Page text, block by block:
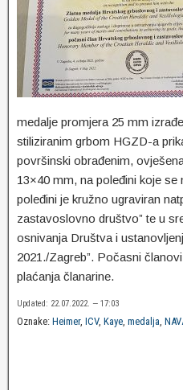
medalje promjera 25 mm
stiliziranim grbom HGZD-a
površinski obrađenim,
13×40 mm, na poleđini koje
poleđini je kružno ugraviran
zastavoslovno društvo” te u
osnivanja Društva i
2021./Zagreb”. Počasni
plaćanja članarine.
Updated: 22.07.2022. — 17:03
Oznake: Heimer, ICV, Kaye, medalja,